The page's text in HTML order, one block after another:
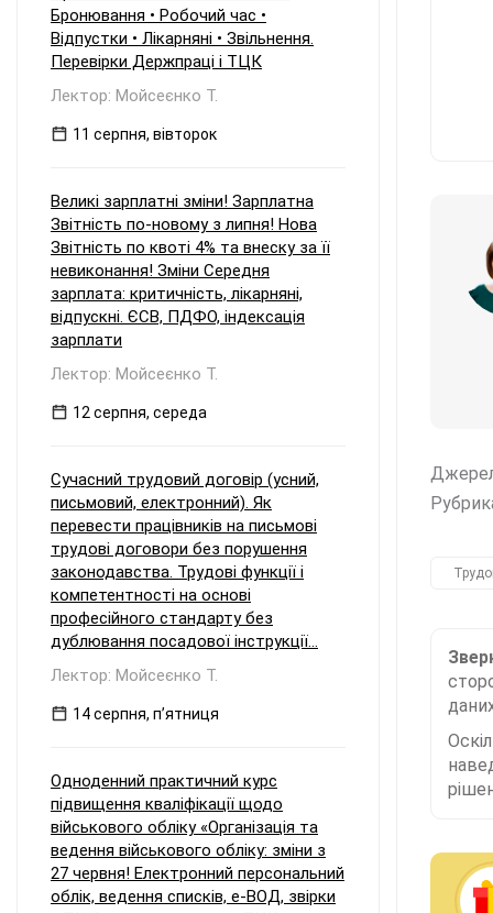
Бронювання • Робочий час •
Відпустки • Лікарняні • Звільнення.
Перевірки Держпраці і ТЦК
Лектор: Мойсеєнко Т.
11 серпня, вівторок
Великі зарплатні зміни! Зарплатна
Звітність по-новому з липня! Нова
Звітність по квоті 4% та внеску за її
невиконання! Зміни Середня
зарплата: критичність, лікарняні,
відпускні. ЄСВ, ПДФО, індексація
зарплати
Лектор: Мойсеєнко Т.
12 серпня, середа
Сучасний трудовий договір (усний,
письмовий, електронний). Як
перевести працівників на письмові
трудові договори без порушення
законодавства. Трудові функції і
компетентності на основі
професійного стандарту без
дублювання посадової інструкції...
Лектор: Мойсеєнко Т.
14 серпня, пʼятниця
Одноденний практичний курс
підвищення кваліфікації щодо
військового обліку «Організація та
ведення військового обліку: зміни з
27 червня! Електронний персональний
облік, ведення списків, е-ВОД, звірки